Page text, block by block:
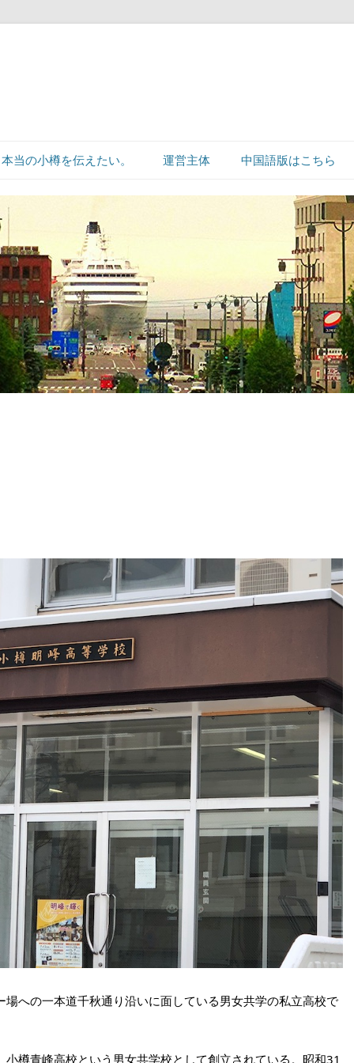
本当の小樽を伝えたい。 運営主体 中国語版はこちら
への一本道千秋通り沿いに面している男女共学の私立高校で
樽青峰高校という男女共学校として創立されている。昭和31